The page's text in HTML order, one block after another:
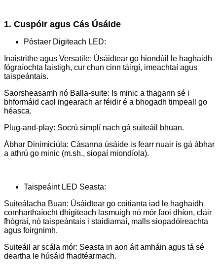
1. Cuspóir agus Cás Úsáide
Póstaer Digiteach LED:
Inaistrithe agus Versatile: Úsáidtear go hiondúil le haghaidh
fógraíochta laistigh, cur chun cinn táirgí, imeachtaí agus
taispeántais.
Saorsheasamh nó Balla-suite: Is minic a thagann sé i
bhformáid caol ingearach ar féidir é a bhogadh timpeall go
héasca.
Plug-and-play: Socrú simplí nach gá suiteáil bhuan.
Ábhar Dinimiciúla: Cásanna úsáide is fearr nuair is gá ábhar
a athrú go minic (m.sh., siopaí miondíola).
Taispeáint LED Seasta:
Suiteálacha Buan: Úsáidtear go coitianta iad le haghaidh
comharthaíocht dhigiteach lasmuigh nó mór faoi dhíon, cláir
fhógraí, nó taispeántais i staidiamaí, malls siopadóireachta
agus foirgnimh.
Suiteáil ar scála mór: Seasta in aon áit amháin agus tá sé
deartha le húsáid fhadtéarmach.